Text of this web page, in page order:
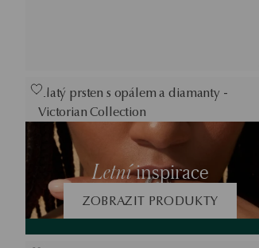
Zlatý prsten s opálem a diamanty -
Victorian Collection
Letníinspirace
ZOBRAZIT PRODUKTY